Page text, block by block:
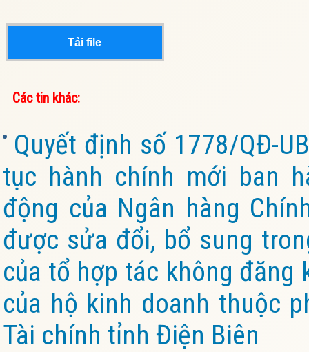
Tải file
Các tin khác:
Quyết định số 1778/QĐ-
tục hành chính mới ban
động của Ngân hàng
được sửa đổi, bổ sung
của tổ hợp tác không đăng
của hộ kinh doanh thuộc
Tài chính tỉnh Điện Biên